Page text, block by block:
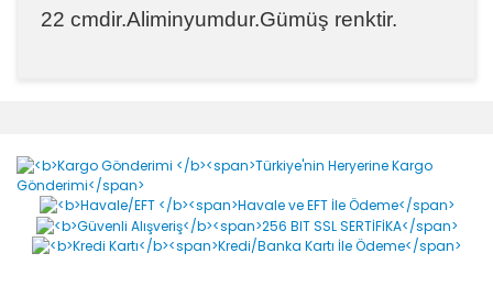
22 cmdir.Aliminyumdur.Gümüş renktir.
Yorum Yaz
Ürün resmi kalitesiz, bozuk veya görüntülenemiyor.
Ürün açıklamasında eksik bilgiler bulunuyor.
Ürün bilgilerinde hatalar bulunuyor.